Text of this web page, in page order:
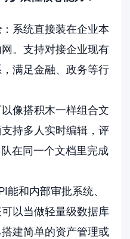
：系统直接装在企业本
。支持对接企业现有
满足金融、政务等行
像搭积木一样组合文
持多人实时编辑，评
在同一个文档里完成
能和内部审批系统、
以当做轻量级数据库
建简单的资产管理或